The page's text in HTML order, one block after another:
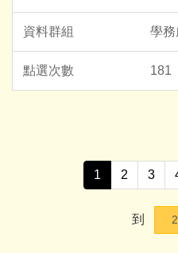
學務
181
1 2 3
到